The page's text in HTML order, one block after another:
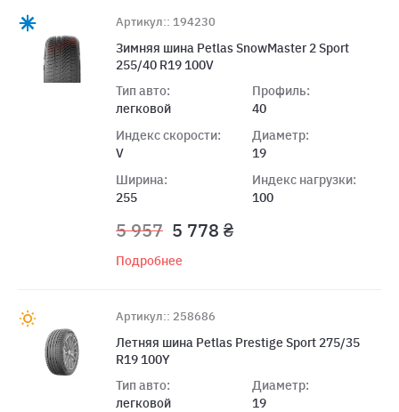
Артикул:: 194230
Зимняя шина Petlas SnowMaster 2 Sport
255/40 R19 100V
Тип авто:
легковой
Индекс скорости:
V
Ширина:
255
Профиль:
40
Диаметр:
19
Индекс нагрузки:
100
5 957 5 778 ₴
Подробнее
Артикул:: 258686
Летняя шина Petlas Prestige Sport 275/35
R19 100Y
Тип авто:
легковой
Диаметр:
19